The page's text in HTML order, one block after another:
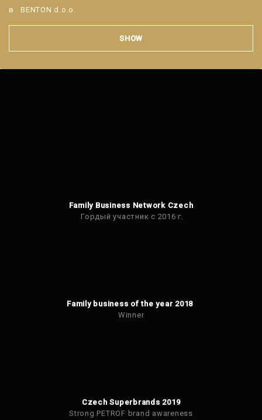
в BENTON d.o.o.
SHOW
Family Business Network Czech
Гордый участник с 2016 г.
Family business of the year 2018
Winner
Czech Superbrands 2019
Strong PETROF brand awareness